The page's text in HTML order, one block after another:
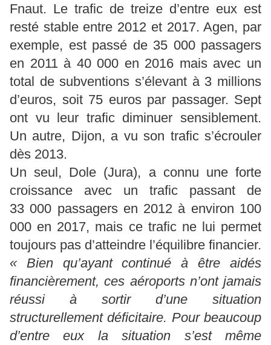
Fnaut. Le trafic de treize d’entre eux est
resté stable entre 2012 et 2017. Agen, par
exemple, est passé de 35 000 passagers
en 2011 à 40 000 en 2016 mais avec un
total de subventions s’élevant à 3 millions
d’euros, soit 75 euros par passager. Sept
ont vu leur trafic diminuer sensiblement.
Un autre, Dijon, a vu son trafic s’écrouler
dès 2013.
Un seul, Dole (Jura), a connu une forte
croissance avec un trafic passant de
33 000 passagers en 2012 à environ 100
000 en 2017, mais ce trafic ne lui permet
toujours pas d’atteindre l’équilibre financier.
« Bien qu’ayant continué à être aidés
financièrement, ces aéroports n’ont jamais
réussi à sortir d’une situation
structurellement déficitaire. Pour beaucoup
d’entre eux la situation s’est même